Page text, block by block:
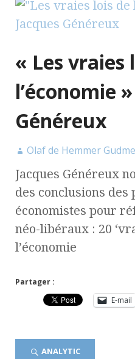
« Les vraies
l’économie
Généreux
Olaf de Hemmer Gudme
Jacques Généreux
des conclusions des
économistes pour
néo-libéraux : 20
l’économie
Partager :
E-mail
ANALYTIC